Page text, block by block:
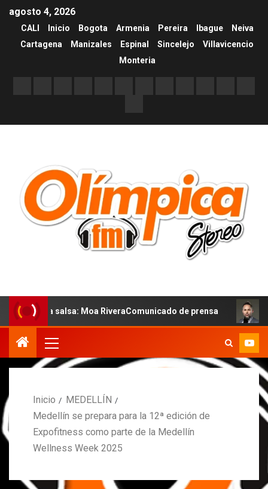
agosto 4, 2026
CALI Inicio Bogota Armenia Pereira Ibague
Neiva
Cartagena
Manizales Espinal Sincelejo
Villavicencio
Monteria
salsa: Moa RiveraComunicado de prensa MARCOS
Inicio
MEDELLÍN
Medellín se prepara para la 12ª edición de
Expofitness como parte de la Medellín
Wellness Week 2025